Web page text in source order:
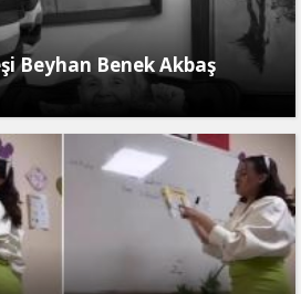
Beyhan Benek Akbaş